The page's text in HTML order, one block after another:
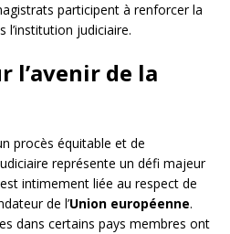
participent à renforcer la
l’institution judiciaire.
l’avenir de la
procès équitable et de
représente un défi majeur
intimement liée au respect de
de l’Union européenne.
dans certains pays membres ont